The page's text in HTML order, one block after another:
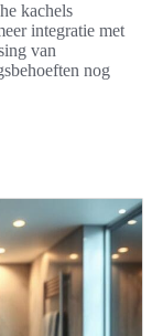
kachels
integratie met
van
nog